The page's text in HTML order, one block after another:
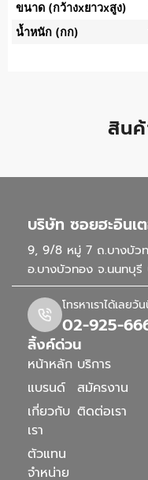
ขนาด (กว้างxยาวxสูง)
น้ำหนัก (กก)
สิน
บริษัท ซอยฮะอินเ
9, 9/8 หมู่ 7 ถ.บางบัว
อ.บางบัวทอง จ.นนทบุรี
โทรหาเราได้เลยวั
02-925-
ลิ้งค์ด่วน
หน้าหลัก
แบรนด์
เกี่ยวกับ
เรา
ตัวแทน
จำหน่าย
บริการ
สมัครงาน
ติดต่อเรา